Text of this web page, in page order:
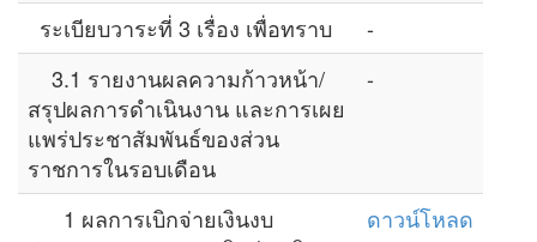
ระเบียบวาระที่ 3 เรื่อง เพื่อทราบ
-
3.1 รายงานผลความก้าวหน้า/
สรุปผลการดำเนินงาน และการเผย
แพร่ประชาสัมพันธ์ของส่วน
ราชการในรอบเดือน
-
1 ผลการเบิกจ่ายเงินงบ
ดาวน์โหลด